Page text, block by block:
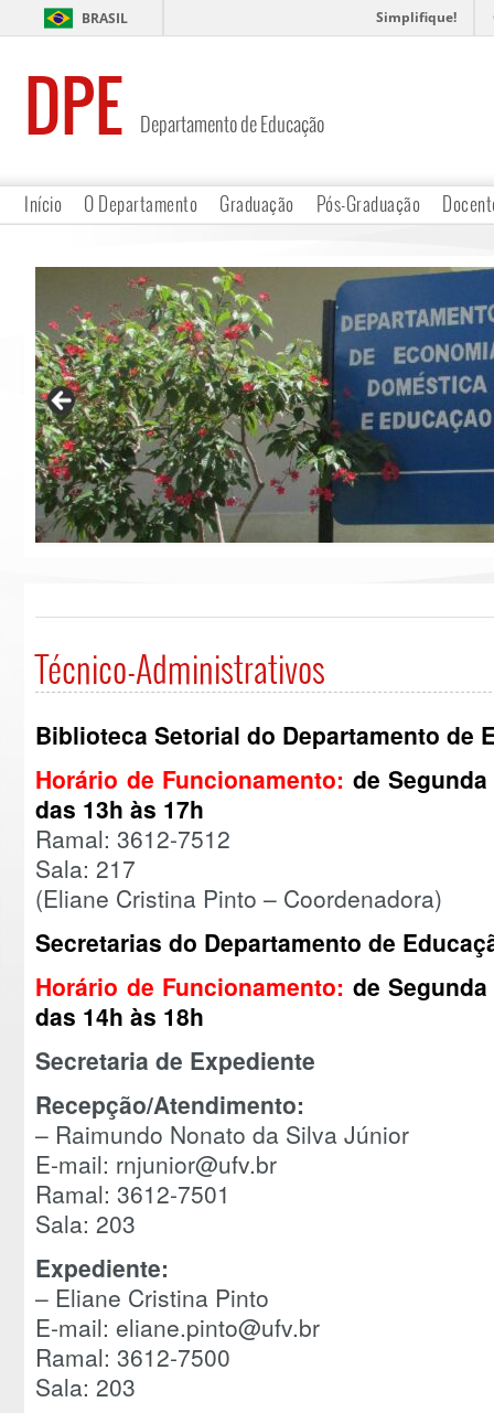
BRASIL Simplifique!
DPE Departamento de Educação
Início O Departamento Graduação Pós-Graduação
Técnico-Administrativos
Biblioteca Setorial do Departamento de
Horário de Funcionamento: de
das 13h às 17h
Ramal: 3612-7512
Sala: 217
(Eliane Cristina Pinto – Coordenadora)
Secretarias do Departamento de
Horário de Funcionamento: de
das 14h às 18h
Secretaria de Expediente
Recepção/Atendimento:
– Raimundo Nonato da Silva Júnior
E-mail: rnjunior@ufv.br
Ramal: 3612-7501
Sala: 203
Expediente:
– Eliane Cristina Pinto
E-mail: eliane.pinto@ufv.br
Ramal: 3612-7500
Sala: 203